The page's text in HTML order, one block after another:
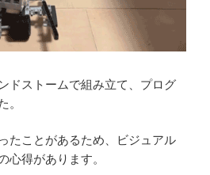
ドストームで組み立て、プログ
。
たことがあるため、ビジュアル
心得があります。